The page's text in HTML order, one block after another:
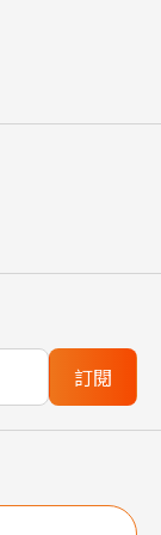
訂閱